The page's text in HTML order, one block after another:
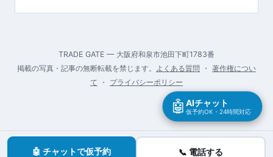
TRADE GATE — 大阪府和泉市池田下町1783番
掲載の写真・記事の無断転載を禁じます。 よくある質問 ・ 著作権につい
て ・ プライバシーポリシー
🤖 チャットで仮予約 📞 電話する
🤖 AIチャット
仮予約OK・24時間対応